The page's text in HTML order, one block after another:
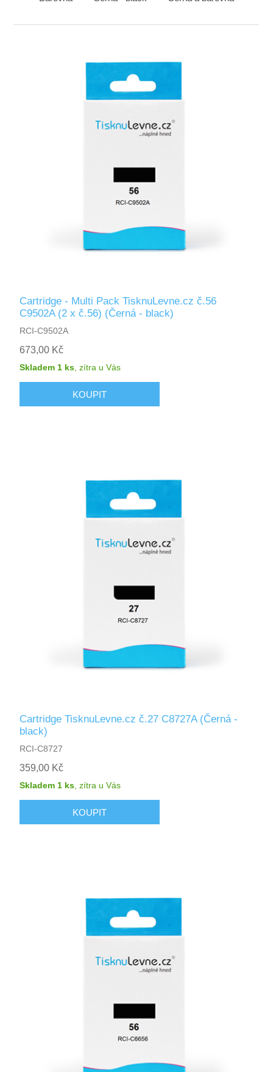
Cartridge - Multi Pack TisknuLevne.cz č.56
C9502A (2 x č.56) (Černá - black)
RCI-C9502A
673,00 Kč
Skladem 1 ks,zítra u Vás
Cartridge TisknuLevne.cz č.27 C8727A (Černá -
black)
RCI-C8727
359,00 Kč
Skladem 1 ks,zítra u Vás